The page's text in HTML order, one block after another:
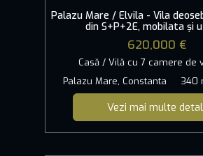
Palazu Mare / Elvila - Vila
din S+P+2E, mobilata și
620,000 €
Casă / Vilă cu 7 camere de
Palazu Mare, Constanta
340
Vezi mai multe